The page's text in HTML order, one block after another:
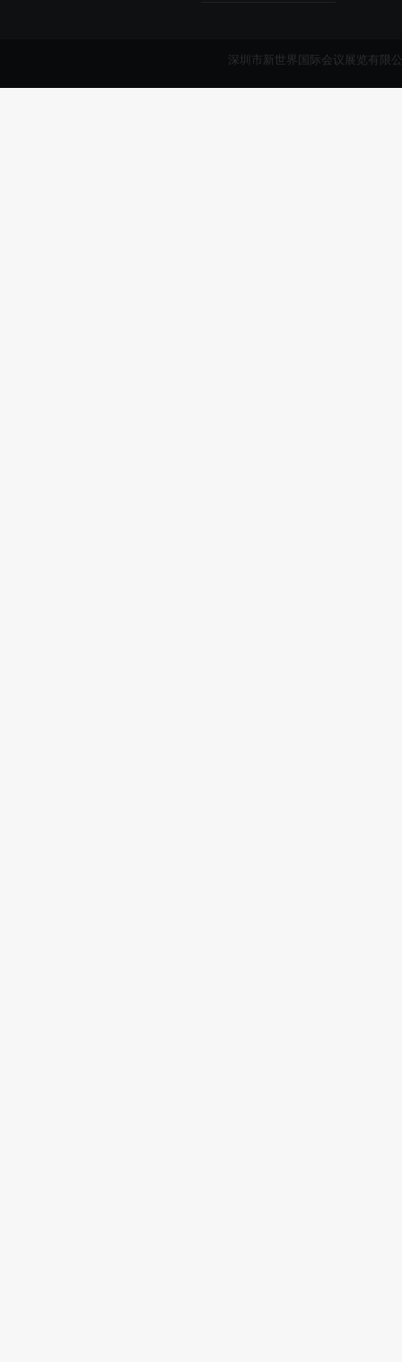
深圳市新世界国际会议展览有